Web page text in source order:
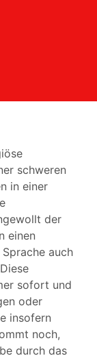
schweren
in einer
der
einen
auch
sofort und
oder
insofern
noch,
durch das